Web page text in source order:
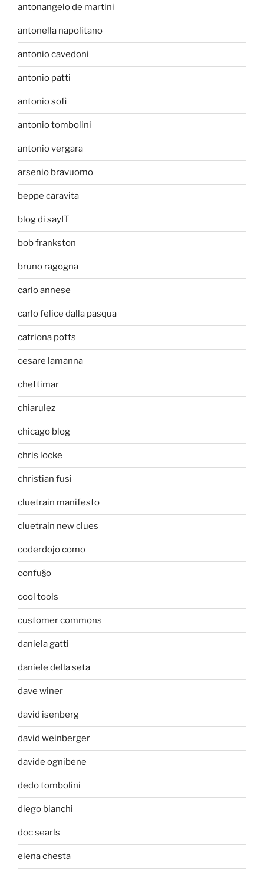
antonangelo de martini
antonella napolitano
antonio cavedoni
antonio patti
antonio sofi
antonio tombolini
antonio vergara
arsenio bravuomo
beppe caravita
blog di sayIT
bob frankston
bruno ragogna
carlo annese
carlo felice dalla pasqua
catriona potts
cesare lamanna
chettimar
chiarulez
chicago blog
chris locke
christian fusi
cluetrain manifesto
cluetrain new clues
coderdojo como
confu§o
cool tools
customer commons
daniela gatti
daniele della seta
dave winer
david isenberg
david weinberger
davide ognibene
dedo tombolini
diego bianchi
doc searls
elena chesta